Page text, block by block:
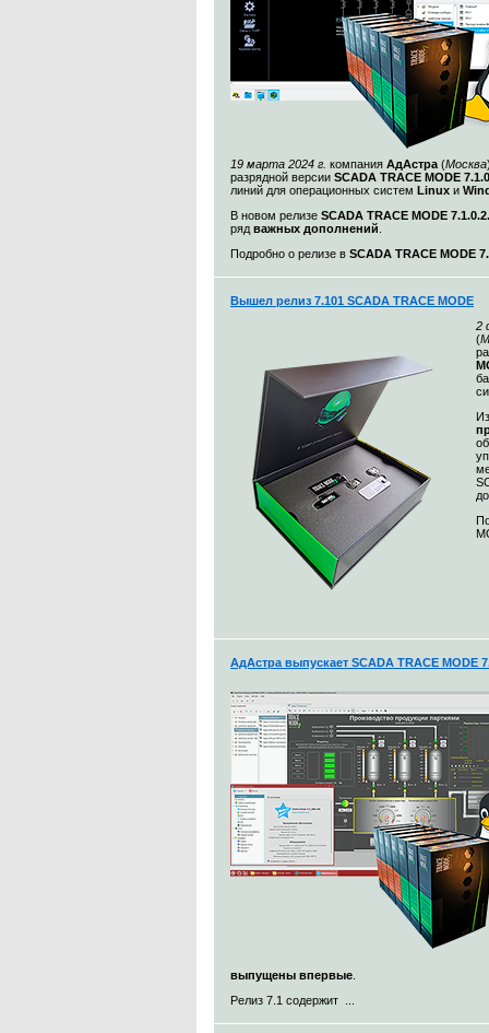
19 марта 2024 г. компания АдАстра (Москва
разрядной версии SCADA TRACE MODE
линий для операционных систем Linux и
В новом релизе SCADA TRACE MODE 7.1.0.2.
ряд важных дополнений
Подробно о релизе в SCADA TRACE MODE
Вышел релиз 7.101 SCADA TRACE MODE
2
(
АдАстра выпускает SCADA TRACE MODE
выпущены впервые
Релиз 7.1 содержит ...